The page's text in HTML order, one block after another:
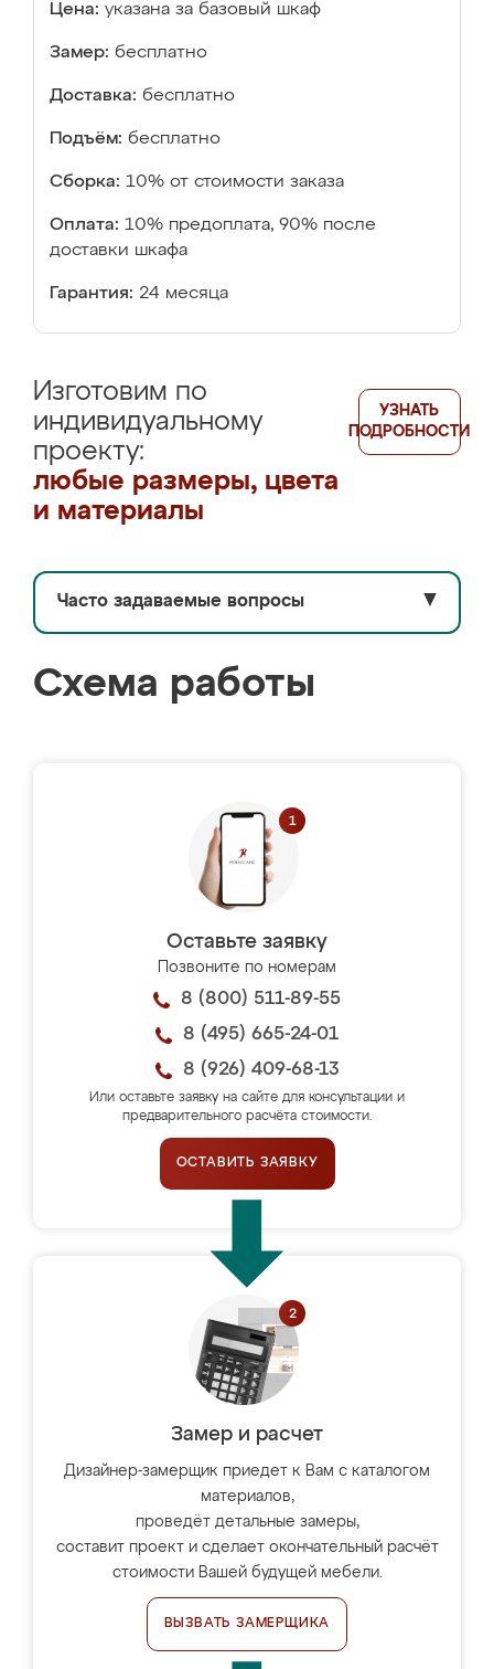
Цена: указана за базовый шкаф
Замер: бесплатно
Доставка: бесплатно
Подъём: бесплатно
Сборка: 10% от стоимости заказа
Оплата: 10% предоплата, 90% после
доставки шкафа
Гарантия: 24 месяца
Изготовим по
индивидуальному
проекту:
любые размеры, цвета
и материалы
УЗНАТЬ
ПОДРОБНОСТИ
Часто задаваемые вопросы ▼
Схема работы
Оставьте заявку
Позвоните по номерам
8 (800) 511-89-55
8 (495) 665-24-01
8 (926) 409-68-13
Или оставьте заявку на сайте для консультации и
предварительного расчёта стоимости.
ОСТАВИТЬ ЗАЯВКУ
Замер и расчет
Дизайнер-замерщик приедет к Вам с каталогом
материалов,
проведёт детальные замеры,
составит проект и сделает окончательный расчёт
стоимости Вашей будущей мебели.
ВЫЗВАТЬ ЗАМЕРЩИКА